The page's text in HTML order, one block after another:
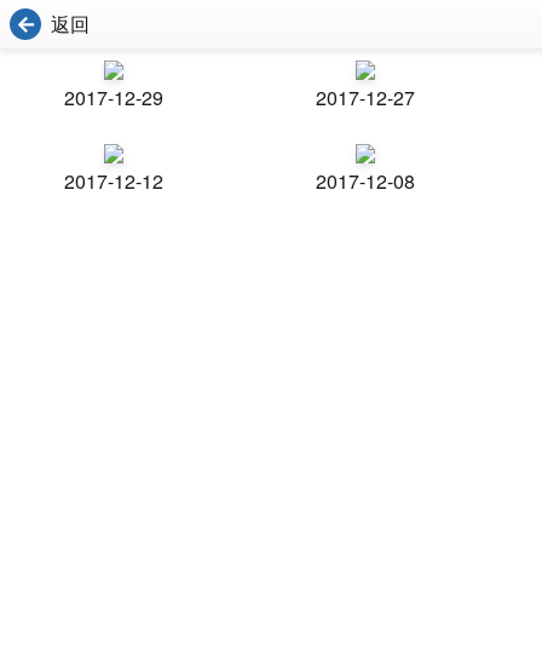
返回
2017-12-29 2017-12-27
2017-12-12 2017-12-08